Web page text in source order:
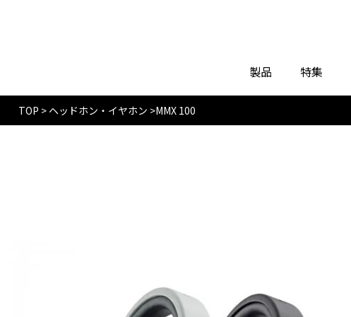
製品 特集
TOP > ヘッドホン・イヤホン >MMX 100